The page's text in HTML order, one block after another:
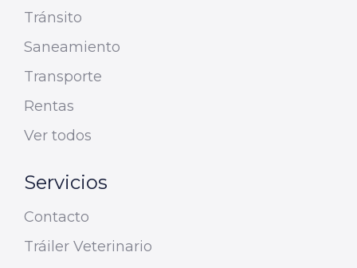
Tránsito
Saneamiento
Transporte
Rentas
Ver todos
Servicios
Contacto
Tráiler Veterinario